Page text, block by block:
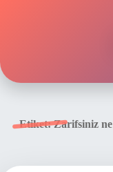
Etiket:Zarifsiniz